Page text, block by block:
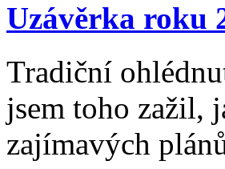
Uzávěrka roku
Tradiční
jsem toho zažil,
zajímavých